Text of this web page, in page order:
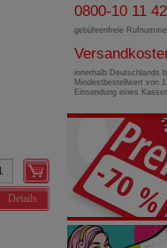
Details
0800-10 11
gebührenfreie
innerhalb Deutschlands
Mindestbestellwert von
Einsendung eines